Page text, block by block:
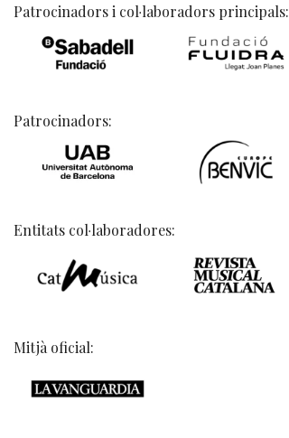
Patrocinadors i col·laboradors principals:
Patrocinadors:
Entitats col·laboradores:
Mitjà oficial: